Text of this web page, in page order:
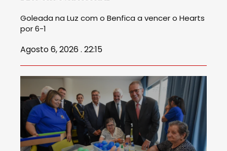
Goleada na Luz com o Benfica a vencer o Hearts
por 6-1
Agosto 6, 2026 . 22:15